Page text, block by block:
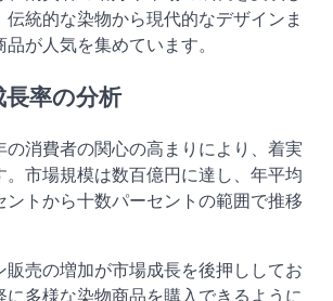
伝統的な染物から現代的なデザインま
が人気を集めています。
率の分析
の消費者の関心の高まりにより、着実
。市場規模は数百億円に達し、年平均
ントから十数パーセントの範囲で推移
販売の増加が市場成長を後押ししてお
に多様な染物商品を購入できるように